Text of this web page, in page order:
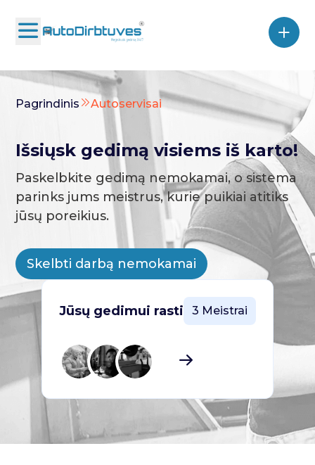
Pagrindinis Autoservisai
Išsiųsk gedimą visiems iš karto!
Paskelbkite gedimą nemokamai, o sistema
parinks jums meistrus, kurie puikiai atitiks
jūsų poreikius.
Skelbti darbą nemokamai
Jūsų gedimui rasti 3 Meistrai